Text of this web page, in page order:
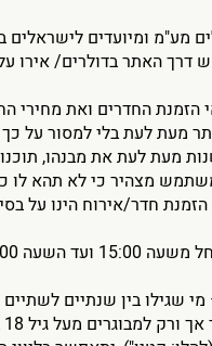
דרך האתר בדולרים/ אירו
מעת לעת את מבנהו,
מצהיר כי לא תהא לו